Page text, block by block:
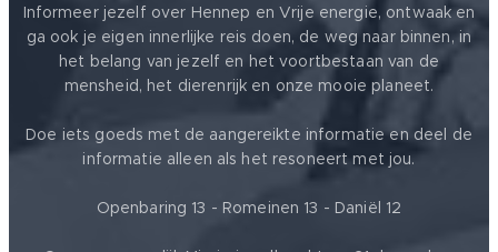
Informeer jezelf over Hennep en Vrije energie, ontwaak en
ga ook je eigen innerlijke reis doen, de weg naar binnen, in
het belang van jezelf en het voortbestaan van de
mensheid, het dierenrijk en onze mooie planeet.
Doe iets goeds met de aangereikte informatie en deel de
informatie alleen als het resoneert met jou.
Openbaring 13 - Romeinen 13 - Daniël 12